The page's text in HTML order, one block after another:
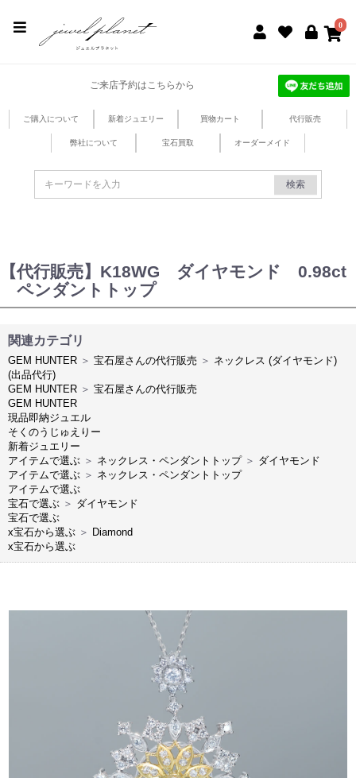
0
ご来店予約はこちらから
ご購入について 新着ジュエリー 買物カート 代行販売
弊社について 宝石買取 オーダーメイド
検索
【代行販売】K18WG ダイヤモンド 0.98ct
ペンダントトップ
関連カテゴリ
GEM HUNTER ＞ 宝石屋さんの代行販売 ＞ ネックレス (ダイヤモンド)
(出品代行)
GEM HUNTER ＞ 宝石屋さんの代行販売
GEM HUNTER
現品即納ジュエル
そくのうじゅえりー
新着ジュエリー
アイテムで選ぶ ＞ ネックレス・ペンダントトップ ＞ ダイヤモンド
アイテムで選ぶ ＞ ネックレス・ペンダントトップ
アイテムで選ぶ
宝石で選ぶ ＞ ダイヤモンド
宝石で選ぶ
x宝石から選ぶ ＞ Diamond
x宝石から選ぶ